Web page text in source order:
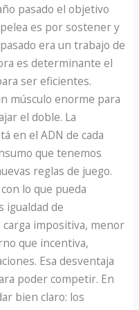
pasado el objetivo
es por sostener y
era un trabajo de
es determinante el
ser eficientes.
músculo enorme para
el doble. La
en el ADN de cada
que tenemos
reglas de juego.
lo que pueda
igualdad de
impositiva, menor
que incentiva,
Esa desventaja
poder competir. En
bien claro: los